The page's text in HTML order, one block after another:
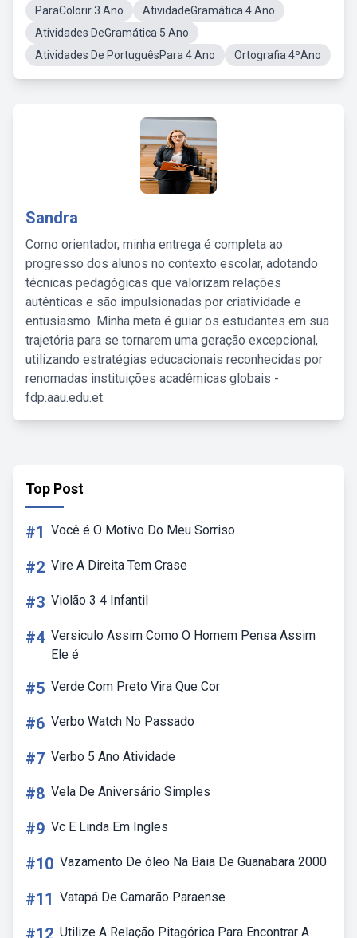
ParaColorir 3 Ano
AtividadeGramática 4 Ano
Atividades DeGramática 5 Ano
Atividades De PortuguêsPara 4 Ano
Ortografia 4ºAno
Sandra
Como orientador, minha entrega é completa ao
progresso dos alunos no contexto escolar, adotando
técnicas pedagógicas que valorizam relações
autênticas e são impulsionadas por criatividade e
entusiasmo. Minha meta é guiar os estudantes em sua
trajetória para se tornarem uma geração excepcional,
utilizando estratégias educacionais reconhecidas por
renomadas instituições acadêmicas globais -
fdp.aau.edu.et.
Top Post
#1 Você é O Motivo Do Meu Sorriso
#2 Vire A Direita Tem Crase
#3 Violão 3 4 Infantil
#4 Versiculo Assim Como O Homem Pensa Assim
Ele é
#5 Verde Com Preto Vira Que Cor
#6 Verbo Watch No Passado
#7 Verbo 5 Ano Atividade
#8 Vela De Aniversário Simples
#9 Vc E Linda Em Ingles
#10 Vazamento De óleo Na Baia De Guanabara 2000
#11 Vatapá De Camarão Paraense
#12 Utilize A Relação Pitagórica Para Encontrar A